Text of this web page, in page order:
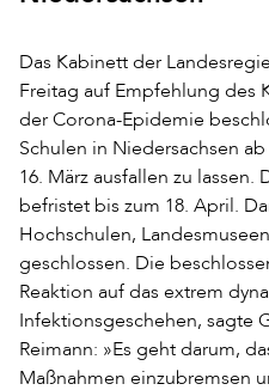
Das Kabinett der
Freitag auf Empfehlung des
der Corona-Epidemie
Schulen in Niedersachsen
16. März ausfallen zu lassen.
befristet bis zum 18. April.
Hochschulen,
geschlossen. Die
Reaktion auf das extrem
Infektionsgeschehen, sagte
Reimann: »Es geht darum,
Maßnahmen einzubremsen